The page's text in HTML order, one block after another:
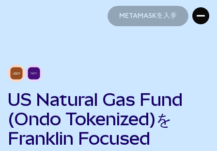
METAMASKを入手
US Natural Gas Fund
(Ondo Tokenized)を
Franklin Focused